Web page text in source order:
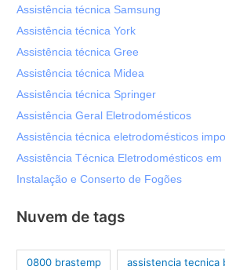
Assistência técnica Samsung
Assistência técnica York
Assistência técnica Gree
Assistência técnica Midea
Assistência técnica Springer
Assistência Geral Eletrodomésticos
Assistência técnica eletrodomésticos
Assistência Técnica Eletrodomésticos em
Instalação e Conserto de Fogões
Nuvem de tags
0800 brastemp assistencia tecnica